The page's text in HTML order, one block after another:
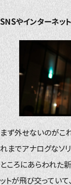
SNSやインターネッ
まず外せないのがこ
れまでアナログなソ
ところにあらわれた
ットが飛び交っていて